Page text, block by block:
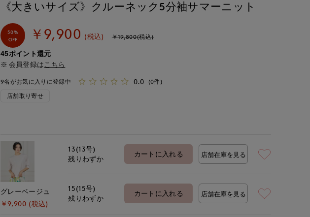
《大きいサイズ》クルーネック5分袖サマーニット
50%
OFF
￥9,900 (税込) ￥19,800(税込)
45ポイント還元
会員登録は こちら
9名がお気に入りに登録中 0.0
(0件)
店舗取り寄せ
グレーベージュ
￥9,900 (税込)
13(13号)
残りわずか
カートに入れる 店舗在庫を見る
15(15号)
残りわずか
カートに入れる 店舗在庫を見る